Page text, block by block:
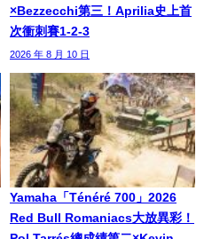
×Bezzecchi第三！Aprilia史上首
次衝刺賽1-2-3
2026 年 8 月 10 日
Yamaha「Ténéré 700」2026
Red Bull Romaniacs大放異彩！